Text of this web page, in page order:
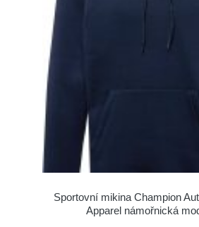
Sportovní mikina Champion
Apparel námořnická